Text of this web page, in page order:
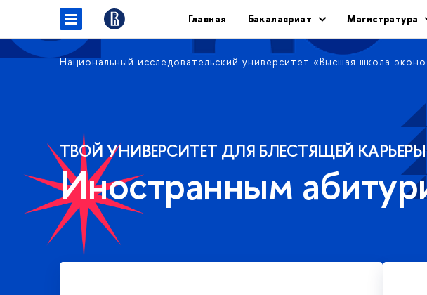
Главная Бакалавриат Магистратура
Национальный исследовательский университет «Высшая школа
ТВОЙ УНИВЕРСИТЕТ ДЛЯ БЛЕСТЯЩЕЙ КАРЬЕРЫ
Иностранным